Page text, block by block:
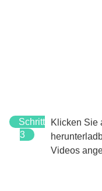
Schritt
3
Klicken Sie
Videos